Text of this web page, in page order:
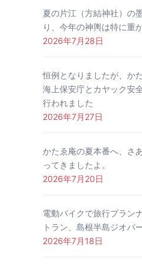
夏の片江（方結神社）の
り、今年の神輿は特に重
2026年7月28日
恒例となりましたが、か
海上保安庁とカヤック安
行われました
2026年7月27日
かたゑ庵の夏本番へ、さ
ってきましたよ。
2026年7月20日
電動バイクで旅行プラン
トラン、島根半島ジオパ
2026年7月18日